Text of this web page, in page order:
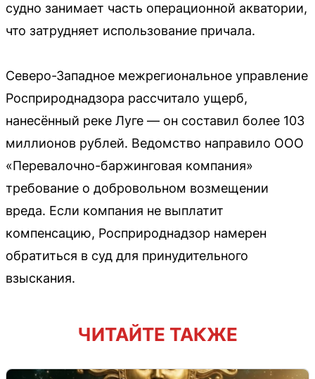
судно занимает часть операционной акватории,
что затрудняет использование причала.
Северо-Западное межрегиональное управление
Росприроднадзора рассчитало ущерб,
нанесённый реке Луге — он составил более 103
миллионов рублей. Ведомство направило ООО
«Перевалочно-баржинговая компания»
требование о добровольном возмещении
вреда. Если компания не выплатит
компенсацию, Росприроднадзор намерен
обратиться в суд для принудительного
взыскания.
ЧИТАЙТЕ ТАКЖЕ